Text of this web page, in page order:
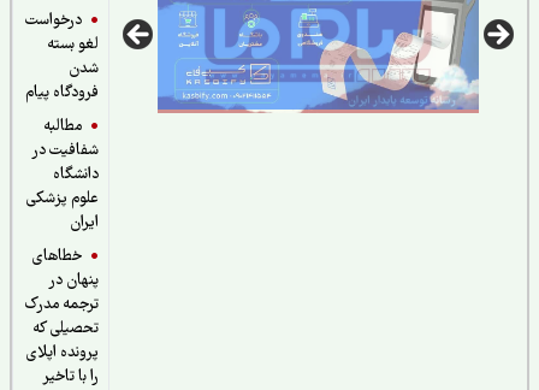
درخواست
لغو بسته
فرودگاه پیام
مطالبه
شفافیت در
دانشگاه
علوم پزشکی
خطاهای
پنهان در
ترجمه مدرک
تحصیلی که
پرونده اپلای
را با تاخیر